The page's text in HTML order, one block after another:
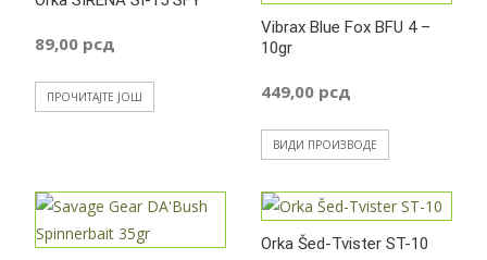
89,00 рсд
ПРОЧИТАЈТЕ ЈОШ
Vibrax Blue Fox BFU 4 –
10gr
449,00 рсд
ВИДИ ПРОИЗВОДЕ
Orka Šed-Tvister ST-10